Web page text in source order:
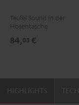
RedBlack
Teufel Sound in der
Hosentasche
84,03 €
HIGHLIGHTS